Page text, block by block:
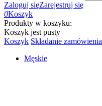
Zaloguj sięZarejestruj się
0Koszyk
Produkty w koszyku:
Koszyk jest pusty
Koszyk Składanie zamówienia
Męskie